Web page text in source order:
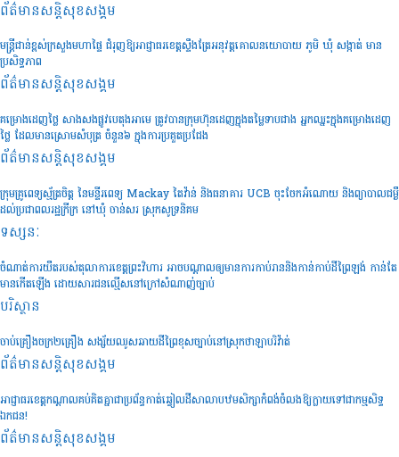
ព័ត៌មានសន្តិសុខ​សង្គម
មន្រ្តីជាន់ខ្ពស់ក្រសួងមហាផ្ទៃ ជំរុញឱ្យអាជ្ញាធរខេត្តស្ទឹងត្រែអនុវត្តគោលនយោបាយ ភូមិ ឃុំ សង្កាត់ មាន
ប្រសិទ្ធភាព
ព័ត៌មានសន្តិសុខ​សង្គម
គម្រោងដេញថ្លៃ សាងសងផ្លូវបេតុងអាមេ ត្រូវបានក្រុមហ៊ុនដេញក្នុងតម្លៃទាបជាង អ្នកឈ្នះក្នុងគម្រោងដេញ
ថ្លៃ ដែលមានស្រោមសំបុត្រ ចំនួន៦ ក្នុងការប្រគួតប្រជែង
ព័ត៌មានសន្តិសុខ​សង្គម
ក្រុមគ្រូពេទ្យស្ម័ត្រចិត្ត នៃមន្ទីរពេទ្យ Mackay តៃវ៉ាន់ និងធនាគារ UCB ចុះចែកអំណោយ និងព្យាបាលជម្ងឺ
ដល់ប្រជាពលរដ្ឋក្រីក្រ នៅឃុំ ចាន់សរ ស្រុកសូទ្រនិគម
ទស្សនៈ
ចំណាត់ការយឺតរបស់តុលាការខេត្តព្រះវិហារ អាចបណ្តាលឲ្យមានការកាប់រាននិងកាន់កាប់ដីព្រៃឡង់ កាន់តែ
មានកើតឡើង ដោយសារជនល្មើសនៅក្រៅសំណាញ់ច្បាប់
បរិស្ថាន
ចាប់គ្រឿងចក្រ២គ្រឿង សង្ស័យឈូសឆាយដីព្រៃខុសច្បាប់នៅស្រុកថាឡាបរិវ៉ាត់
ព័ត៌មានសន្តិសុខ​សង្គម
អាជ្ញាធរខេត្តកណ្តាលគប់គិតគ្នាជាប្រព័ន្ធកាត់ឆ្វៀលដីសាលាបឋមសិក្សាកំពង់ចំលងឱ្យក្លាយទៅជាកម្មសិទ្ធ
ឯកជន!
ព័ត៌មានសន្តិសុខ​សង្គម